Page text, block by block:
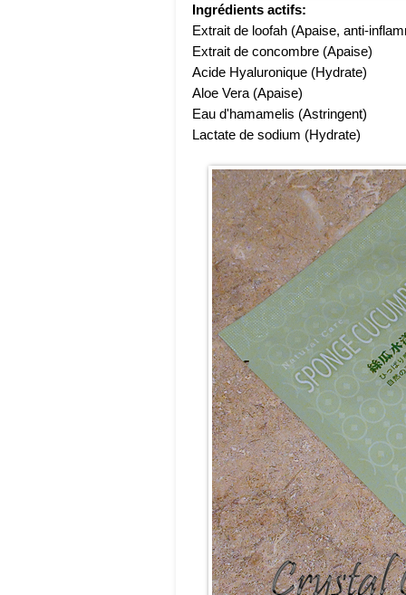
Ingrédients actifs:
Extrait de loofah (Apaise, anti-
Extrait de concombre (Apaise)
Acide Hyaluronique (Hydrate)
Aloe Vera (Apaise)
Eau d'hamamelis (Astringent)
Lactate de sodium (Hydrate)